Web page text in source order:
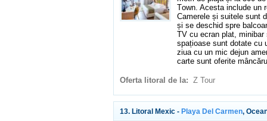
Τown. Acesta include un
Camerele și suitele sunt
și se deschid spre
TV cu ecran plat,
spațioase sunt dotate cu
ziua cu un mic dejun
carte sunt oferite
Oferta litoral de la: Z Tour
13. Litoral Mexic - Playa Del Carmen,